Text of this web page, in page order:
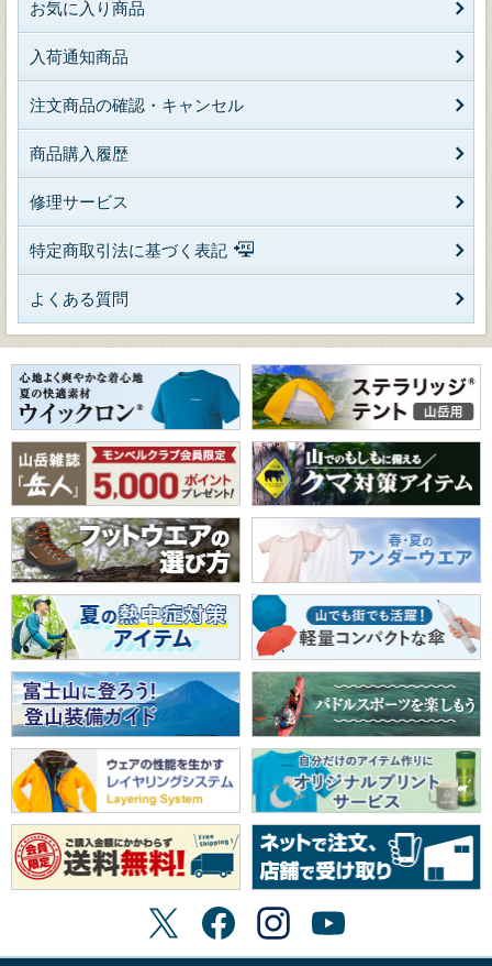
お気に入り商品
入荷通知商品
注文商品の確認・キャンセル
商品購入履歴
修理サービス
特定商取引法に基づく表記
よくある質問